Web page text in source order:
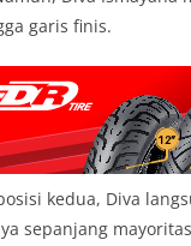
garis finis.
kedua, Diva
sepanjang